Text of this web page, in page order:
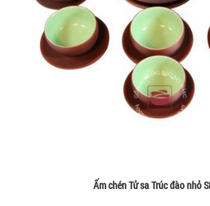
Ấm chén Tử sa Trúc đào nhỏ